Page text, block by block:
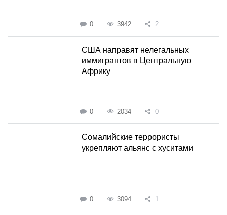
0 3942 2
CША направят нелегальных
иммигрантов в Центральную
Африку
0 2034 0
Сомалийские террористы
укрепляют альянс с хуситами
0 3094 1